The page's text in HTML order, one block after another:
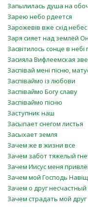
Запылилась душа на
Зарею небо рдеется
Зарожевів вже схід небес
Заря сияет над землёй
Засвітилось сонце в небі
Засияла Вифлеемская
Заспівай мені пісню,
Заспіваймо із любови
Заспіваймо Богу славу
Заспіваймо пісню
Заступник наш
Засыпает снегом листья
Засыхает земля
Зачем же в жизни все
Зачем забот тяжелый
Зачем Иисус меня
Зачем мой Господь
Зачем о друг
Зачем страдать мой друг